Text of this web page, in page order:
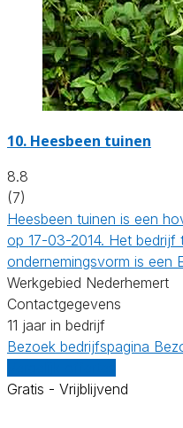
10. Heesbeen tuinen
8.8
(7)
Heesbeen tuinen is een
op 17-03-2014. Het bedrijf
ondernemingsvorm is een
Werkgebied Nederhemert
Contactgegevens
11 jaar in bedrijf
Bezoek bedrijfspagina
Gratis - Vrijblijvend